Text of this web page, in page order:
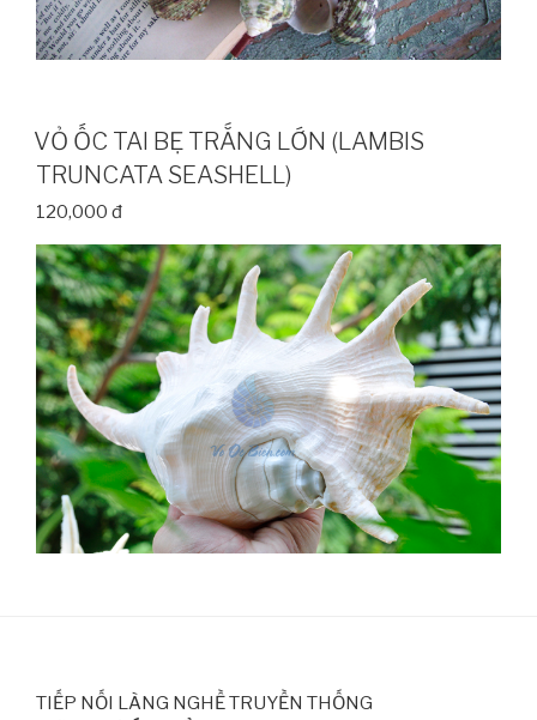
VỎ ỐC TAI BẸ TRẮNG LỚN (LAMBIS
TRUNCATA SEASHELL)
120,000 đ
TIẾP NỐI LÀNG NGHỀ TRUYỀN THỐNG